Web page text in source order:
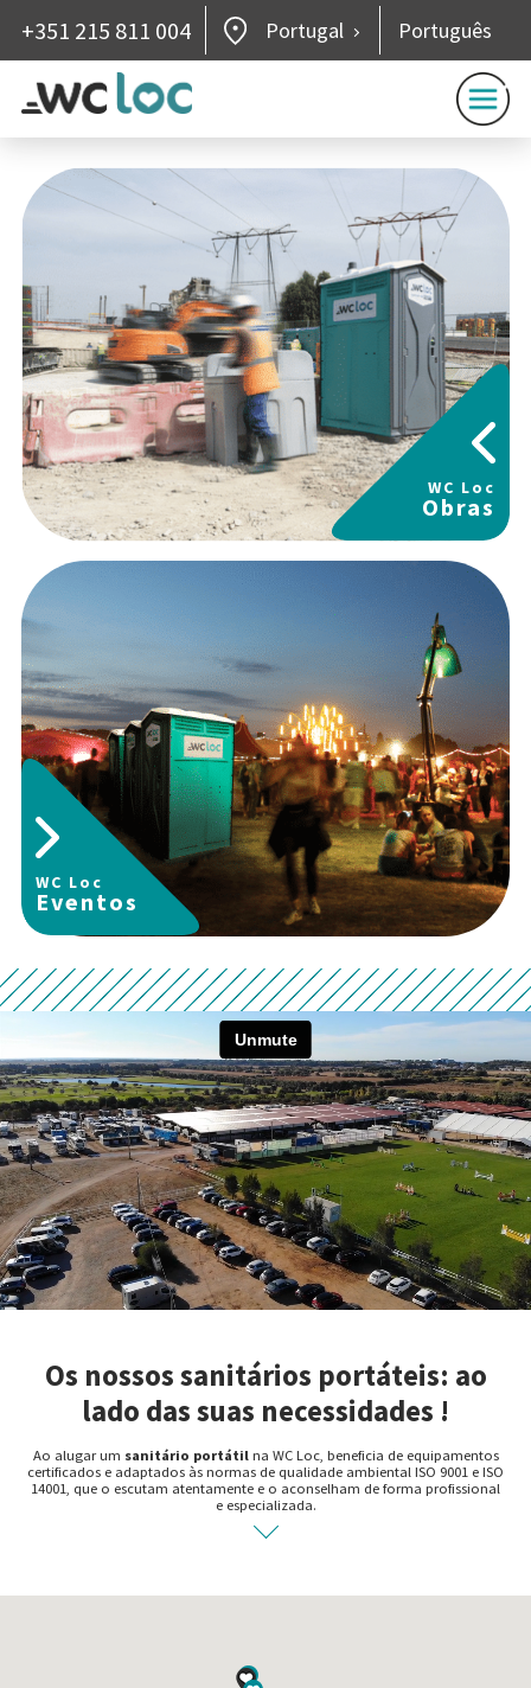
+351 215 811 004 Portugal Português
WC Loc
Obras
WC Loc
Eventos
Os nossos sanitários portáteis: ao
lado das suas necessidades !
Ao alugar um sanitário portátilna WC Loc, beneficia de equipamentos
certificados e adaptados às normas de qualidade ambiental ISO 9001 e ISO
14001, que o escutam atentamente e o aconselham de forma profissional
e especializada.